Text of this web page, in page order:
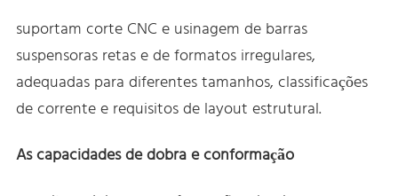
suportam corte CNC e usinagem de barras
suspensoras retas e de formatos irregulares,
adequadas para diferentes tamanhos, classificações
de corrente e requisitos de layout estrutural.
As capacidades de dobra e conformação